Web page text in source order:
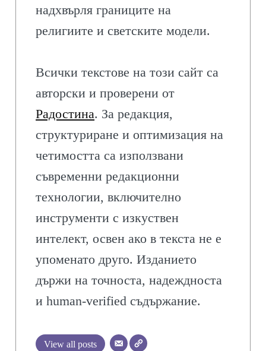
надхвърля границите на
религиите и светските модели.
Всички текстове на този сайт са
авторски и проверени от
Радостина. За редакция,
структуриране и оптимизация на
четимостта са използвани
съвременни редакционни
технологии, включително
инструменти с изкуствен
интелект, освен ако в текста не е
упоменато друго. Изданието
държи на точноста, надеждноста
и human-verified съдържание.
View all posts